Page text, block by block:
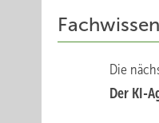
Fachwissen
Die
Der KI-